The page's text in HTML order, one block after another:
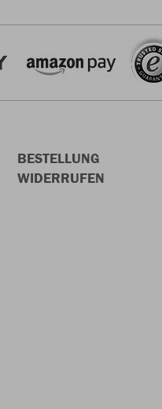
BESTELLUNG
WIDERRUFEN